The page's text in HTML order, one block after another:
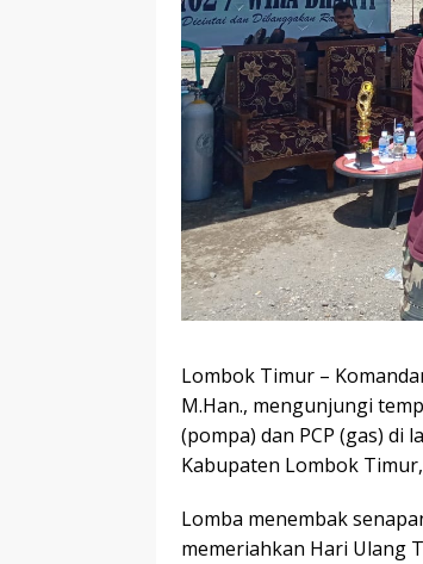
Lombok Timur –
M.Han., mengunjungi
(pompa) dan PCP (gas) di
Kabupaten Lombok
Lomba menembak
memeriahkan Hari Ulang